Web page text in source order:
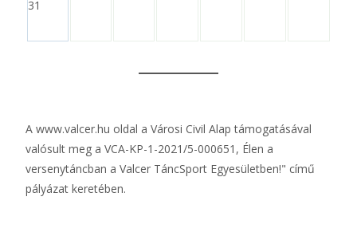
31
A www.valcer.hu oldal a Városi Civil Alap támogatásával
valósult meg a VCA-KP-1-2021/5-000651, Élen a
versenytáncban a Valcer TáncSport Egyesületben!" című
pályázat keretében.